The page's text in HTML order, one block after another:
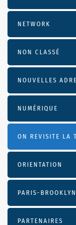
NETWORK
NON CLASSÉ
NOUVELLES
NUMÉRIQUE
ON REVISITE LA
ORIENTATION
PARIS-BROOKLYN
PARTENAIRES